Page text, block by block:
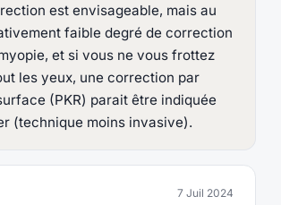
est envisageable, mais au
faible degré de correction
et si vous ne vous frottez
les yeux, une correction par
(PKR) parait être indiquée
(technique moins invasive).
7 Juil 2024